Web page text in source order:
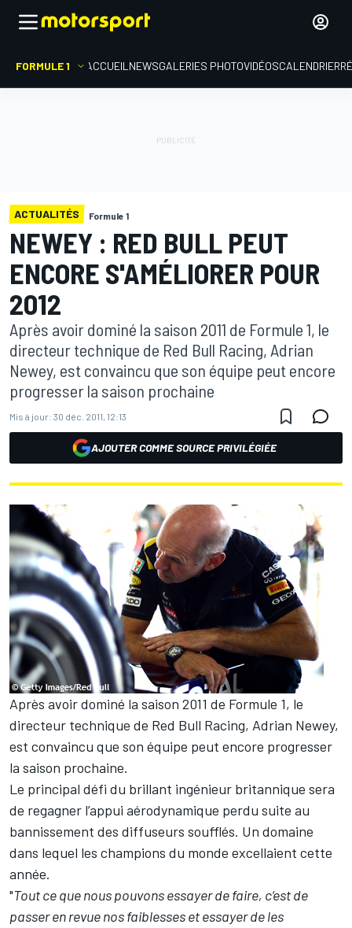
FORMULE 1 ACCUEIL NEWSGALERIES PHOTOVIDÉOSCALENDRIER
ACTUALITÉS Formule 1
NEWEY : RED BULL PEUT
ENCORE S'AMÉLIORER POUR
2012
Après avoir dominé la saison 2011 de Formule 1, le
directeur technique de Red Bull Racing, Adrian
Newey, est convaincu que son équipe peut encore
progresser la saison prochaine
Mis à jour: 30 déc. 2011, 12:13
AJOUTER COMME SOURCE PRIVILÉGIÉE
Après avoir dominé la saison 2011 de Formule 1, le
directeur technique de Red Bull Racing, Adrian Newey,
est convaincu que son équipe peut encore progresser
la saison prochaine.
Le principal défi du brillant ingénieur britannique sera
de regagner l’appui aérodynamique perdu suite au
bannissement des diffuseurs soufflés. Un domaine
dans lequel les champions du monde excellaient cette
année.
"Tout ce que nous pouvons essayer de faire, c’est de
passer en revue nos faiblesses et essayer de les